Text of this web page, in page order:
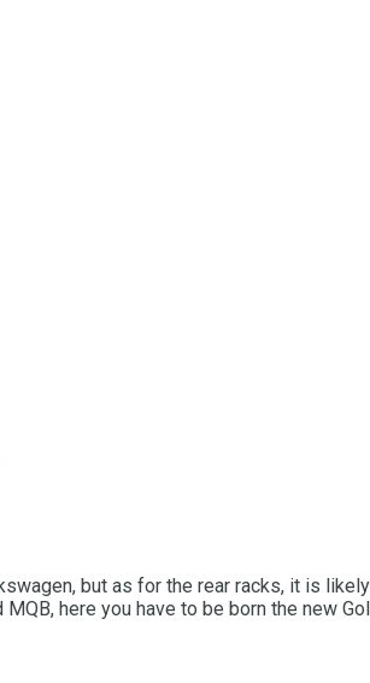
but as for the rear racks, it is
here you have to be born the new